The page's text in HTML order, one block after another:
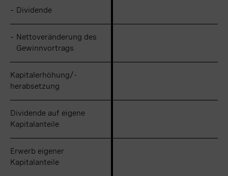
– Dividende
– Nettoveränderung des
Gewinnvortrags
Kapitalerhöhung/-
herabsetzung
Dividende auf eigene
Kapitalanteile
Erwerb eigener
Kapitalanteile
– Dividende
– Nettoveränderung des
Gewinnvortrags
Kapitalerhöhung/-
herabsetzung
Dividende auf eigene
Kapitalanteile
Erwerb eigener
Kapitalanteile